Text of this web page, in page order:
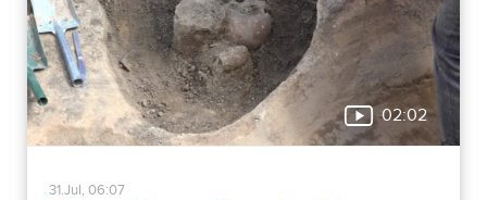
02:02
31.Jul, 06:07